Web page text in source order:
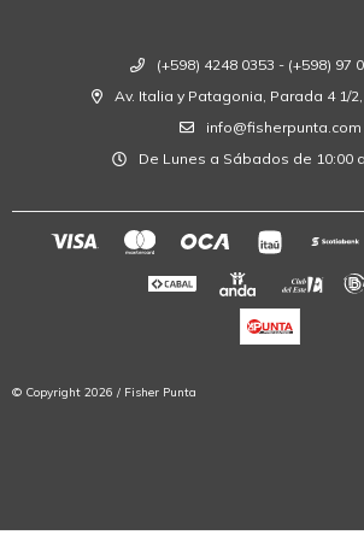
(+598) 4248 0353 - (+598) 97
Av. Italia y Patagonia, Parada 4 1/
info@fisherpunta.com
De Lunes a Sábados de 10:00
© Copyright 2026 / Fisher Punta